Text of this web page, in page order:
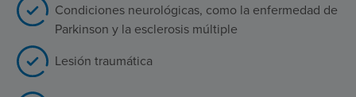
Condiciones neurológicas, como la enfermedad de
Parkinson y la esclerosis múltiple
Lesión traumática